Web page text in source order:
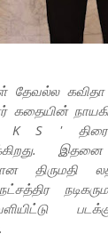
தேவல்ல
S '
திருமதி
நட்சத்திர